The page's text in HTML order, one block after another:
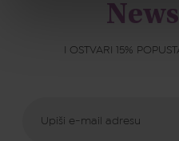
I OSTVARI 15%